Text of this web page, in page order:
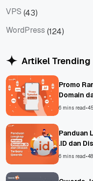
VPS (43)
WordPress (124)
Artikel Trending
Promo
Domain
6 mins read•
Panduan
.ID dan
6 mins read•